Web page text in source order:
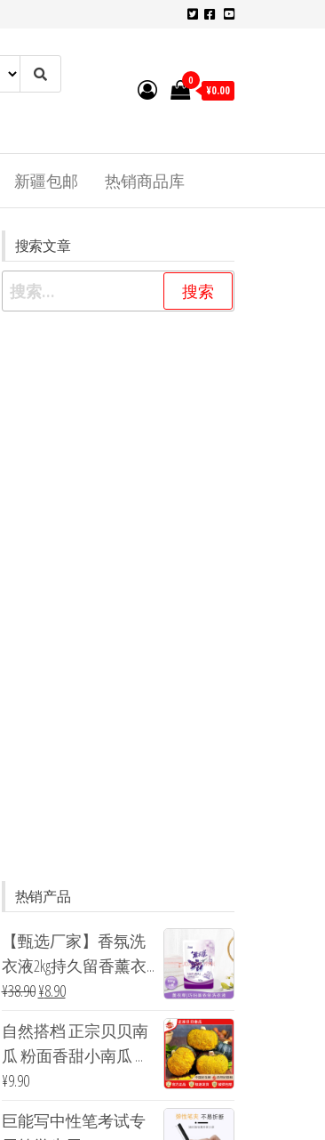
0
¥0.00
新疆包邮 热销商品库
搜索文章
热销产品
【甄选厂家】香氛洗
衣液2kg持久留香薰衣...
¥38.90¥8.90
自然搭档 正宗贝贝南
瓜 粉面香甜小南瓜 ...
¥9.90
巨能写中性笔考试专